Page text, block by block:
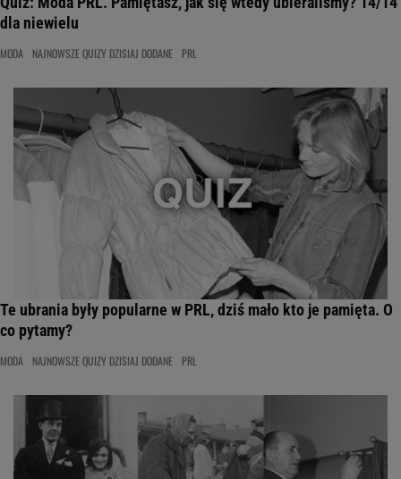
dla niewielu
MODA NAJNOWSZE QUIZY DZISIAJ DODANE PRL
Te ubrania były popularne w PRL, dziś mało kto je pamięta. O
co pytamy?
MODA NAJNOWSZE QUIZY DZISIAJ DODANE PRL